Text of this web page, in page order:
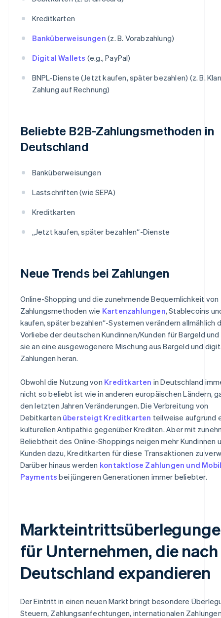
Kreditkarten
Banküberweisungen (z. B. Vorabzahlung)
Digital Wallets (e.g., PayPal)
BNPL-Dienste (Jetzt kaufen, später bezahlen) (z. B.
Zahlung auf Rechnung)
Beliebte B2B-Zahlungsmethoden in
Deutschland
Banküberweisungen
Lastschriften (wie SEPA)
Kreditkarten
„Jetzt kaufen, später bezahlen“-Dienste
Neue Trends bei Zahlungen
Online-Shopping und die zunehmende Bequemlichkeit von
Zahlungsmethoden wie Kartenzahlungen, Stablecoins
kaufen, später bezahlen“-Systemen verändern allmählich
Vorliebe der deutschen Kundinnen/Kunden für Bargeld
sie an eine ausgewogenere Mischung aus Bargeld und
Zahlungen heran.
Obwohl die Nutzung von Kreditkarten in Deutschland
nicht so beliebt ist wie in anderen europäischen Ländern,
den letzten Jahren Veränderungen. Die Verbreitung von
Debitkarten übersteigt Kreditkarten teilweise aufgrund
kulturellen Antipathie gegenüber Krediten. Aber mit
Beliebtheit des Online-Shoppings neigen mehr Kundinnen
Kunden dazu, Kreditkarten für diese Transaktionen zu
Darüber hinaus werden kontaktlose Zahlungen und
Payments bei jüngeren Generationen immer beliebter.
für Unternehmen, die nach
Deutschland expandieren
Der Eintritt in einen neuen Markt bringt besondere
Steuern, Zahlungsanfechtungen, internationalen